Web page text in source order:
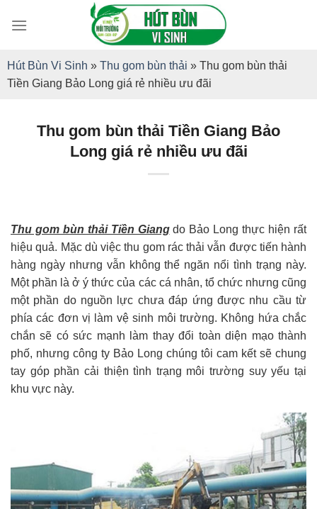
Hút Bùn Vi Sinh » Thu gom bùn thải » Thu gom bùn thải
Tiền Giang Bảo Long giá rẻ nhiều ưu đãi
Thu gom bùn thải Tiền Giang Bảo
Long giá rẻ nhiều ưu đãi
Thu gom bùn thải Tiền Giangdo Bảo Long thực hiện rất
hiệu quả. Mặc dù việc thu gom rác thải vẫn được tiến hành
hàng ngày nhưng vẫn không thể ngăn nổi tình trạng này.
Một phần là ở ý thức của các cá nhân, tổ chức nhưng cũng
một phần do nguồn lực chưa đáp ứng được nhu cầu từ
phía các đơn vị làm vệ sinh môi trường. Không hứa chắc
chắn sẽ có sức mạnh làm thay đổi toàn diện mạo thành
phố, nhưng công ty Bảo Long chúng tôi cam kết sẽ chung
tay góp phần cải thiện tình trạng môi trường suy yếu tại
khu vực này.